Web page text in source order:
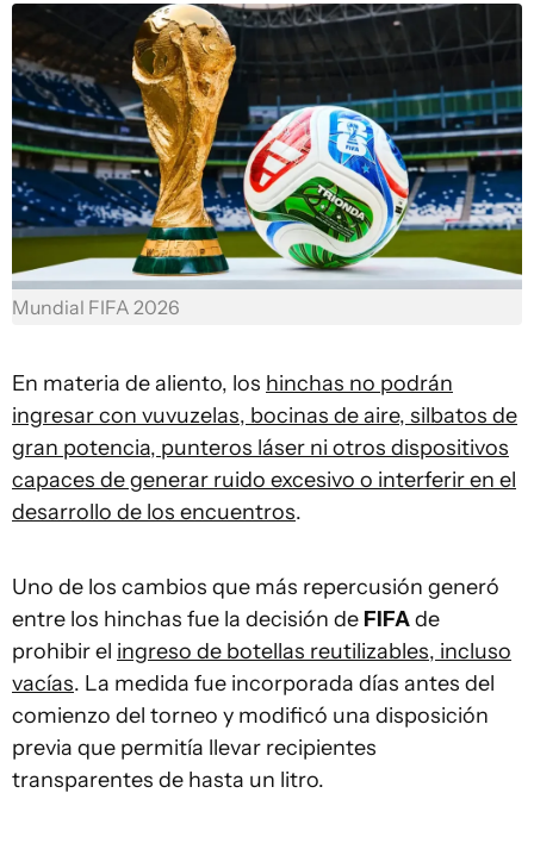
Mundial FIFA 2026
En materia de aliento, los hinchas no podrán
ingresar con vuvuzelas, bocinas de aire, silbatos de
gran potencia, punteros láser ni otros dispositivos
capaces de generar ruido excesivo o interferir en el
desarrollo de los encuentros.
Uno de los cambios que más repercusión generó
entre los hinchas fue la decisión de FIFAde
prohibir el ingreso de botellas reutilizables, incluso
vacías. La medida fue incorporada días antes del
comienzo del torneo y modificó una disposición
previa que permitía llevar recipientes
transparentes de hasta un litro.